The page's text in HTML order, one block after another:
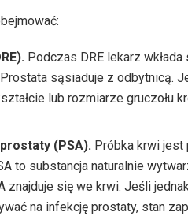
Podczas DRE lekarz
sąsiaduje z odbytnicą.
lub rozmiarze gruczołu
(PSA). Próbka krwi jest
to substancja naturalnie
znajduje się we krwi. Jeśli
na infekcję prostaty, stan